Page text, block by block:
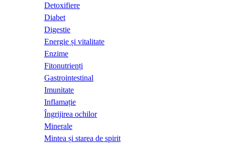
Detoxifiere
Diabet
Digestie
Energie și vitalitate
Enzime
Fitonutrienți
Gastrointestinal
Imunitate
Inflamație
Îngrijirea ochilor
Minerale
Mintea și starea de spirit